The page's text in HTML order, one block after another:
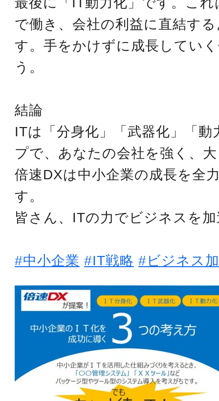
で働き、会社の利益に直結す
す。手をかけずに成長してい
う。
結論
ITは「分身化」「武器化」「
プで、あなたの会社を強く、
倍速DXは中小企業の成長を全
す。
皆さん、ITの力でビジネスを
#中小企業 #IT戦略 #ビジネス